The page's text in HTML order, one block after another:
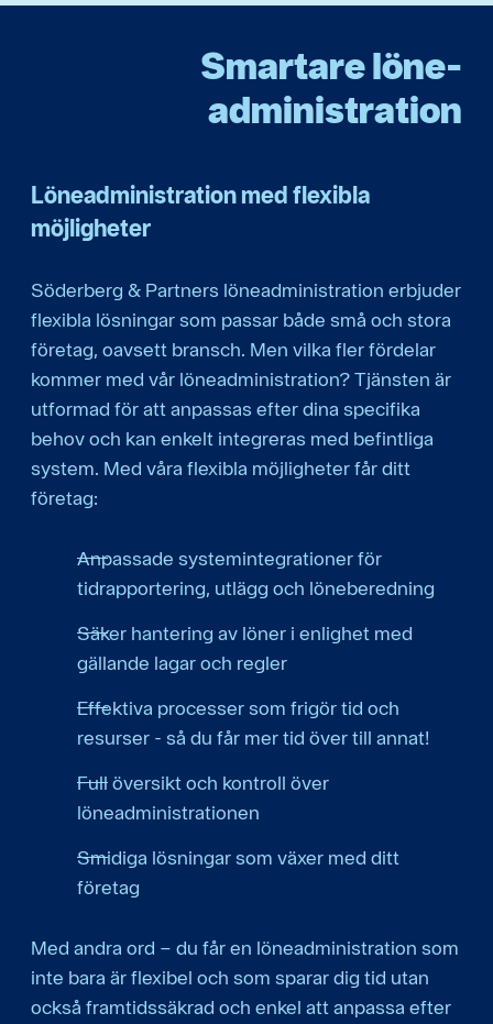
Smartare löne­
administration
Löneadministration med flexibla
möjligheter
Söderberg & Partners löneadministration erbjuder
flexibla lösningar som passar både små och stora
företag, oavsett bransch. Men vilka fler fördelar
kommer med vår löneadministration? Tjänsten är
utformad för att anpassas efter dina specifika
behov och kan enkelt integreras med befintliga
system. Med våra flexibla möjligheter får ditt
företag:
Anpassade systemintegrationer för
tidrapportering, utlägg och löneberedning
Säker hantering av löner i enlighet med
gällande lagar och regler
Effektiva processer som frigör tid och
resurser - så du får mer tid över till annat!
Full översikt och kontroll över
löneadministrationen
Smidiga lösningar som växer med ditt
företag
Med andra ord – du får en löneadministration som
inte bara är flexibel och som sparar dig tid utan
också framtidssäkrad och enkel att anpassa efter